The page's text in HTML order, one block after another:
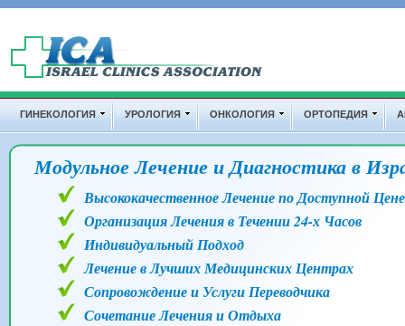
Перейти к основному содержанию
Дополнительные ссылки
ГИНЕКОЛОГИЯ УРОЛОГИЯ ОНКОЛОГИЯ ОРТОПЕДИЯ
Модульное Лечение и Диагностика в
Высококачественное Лечение по Доступной Цене
Организация Лечения в Течении 24-х Часов
Индивидуальный Подход
Лечение в Лучших Медицинских Центрах
Сопровождение и Услуги Переводчика
Сочетание Лечения и Отдыха